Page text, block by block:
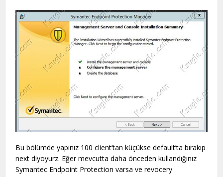
Bu bölümde yapınız 100 client’tan küçükse default’ta bırakıp
next diyoyurz. Eğer mevcutta daha önceden kullandığınız
Symantec Endpoint Protection varsa ve revocery